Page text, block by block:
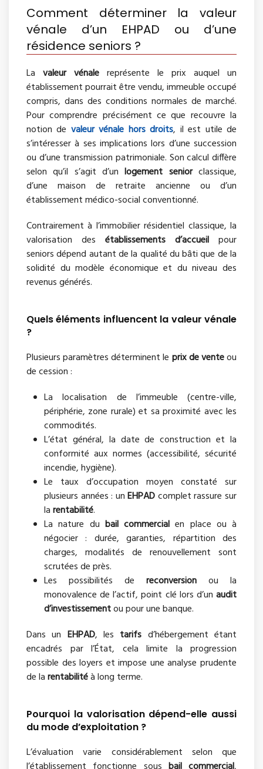
Comment déterminer la valeur
vénale d’un EHPAD ou d’une
résidence seniors ?
La valeur vénale représente le prix auquel un
établissement pourrait être vendu, immeuble occupé
compris, dans des conditions normales de marché.
Pour comprendre précisément ce que recouvre la
notion de valeur vénale hors droits, il est utile de
s’intéresser à ses implications lors d’une succession
ou d’une transmission patrimoniale. Son calcul diffère
selon qu’il s’agit d’unlogement seniorclassique,
d’une maison de retraite ancienne ou d’un
établissement médico-social conventionné.
Contrairement à l’immobilier résidentiel classique, la
valorisation des établissements d’accueil pour
seniors dépend autant de la qualité du bâti que de la
solidité du modèle économique et du niveau des
revenus générés.
Quels éléments influencent la valeur vénale
?
Plusieurs paramètres déterminent le prix de venteou
de cession :
La localisation de l’immeuble (centre-ville,
périphérie, zone rurale) et sa proximité avec les
commodités.
L’état général, la date de construction et la
conformité aux normes (accessibilité, sécurité
incendie, hygiène).
Le taux d’occupation moyen constaté sur
plusieurs années : unEHPADcomplet rassure sur
larentabilité.
La nature du bail commercial en place ou à
négocier : durée, garanties, répartition des
charges, modalités de renouvellement sont
scrutées de près.
Les possibilités de reconversion ou la
monovalence de l’actif, point clé lors d’un audit
d’investissementou pour une banque.
Dans un EHPAD, les tarifs d’hébergement étant
encadrés par l’État, cela limite la progression
possible des loyers et impose une analyse prudente
de larentabilitéà long terme.
Pourquoi la valorisation dépend-elle aussi
du mode d’exploitation ?
L’évaluation varie considérablement selon que